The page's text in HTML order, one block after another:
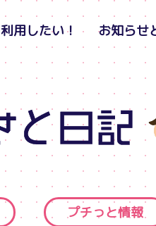
利用したい！ お知らせ
プチっと情報